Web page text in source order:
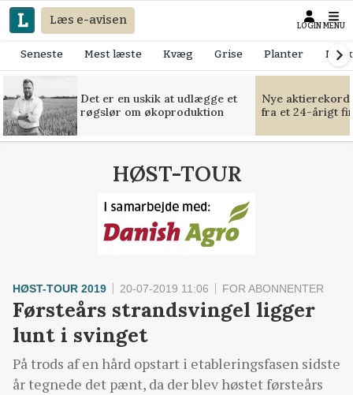
Læs e-avisen LOGIN MENU
Seneste Mest læste Kvæg Grise Planter
Det er en uskik at udlægge et
røgslør om økoproduktion
Nye
fra et 24-årigt
HØST-TOUR
HØST-TOUR 2019 20-07-2019 11:06 FOR ABONNENTER
Førsteårs strandsvingel ligger
lunt i svinget
På trods af en hård opstart i etableringsfasen sidste
år tegnede det pænt, da der blev høstet førsteårs